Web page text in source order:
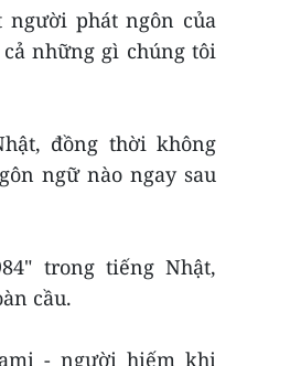
phát ngôn của
cả những gì chúng tôi
đồng thời không
ngữ nào ngay sau
trong tiếng Nhật,
cầu.
- người hiếm khi